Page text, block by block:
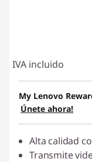
IVA incluido
My Lenovo
Únete ahora!
Alta calidad
Transmite